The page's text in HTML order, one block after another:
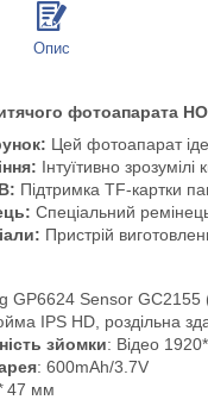
Опис
фотоапарата
Цей фотоапарат
Інтуїтивно
Підтримка TF-картки
Спеціальний
Пристрій
GP6624 Sensor GC2155
IPS HD, роздільна
зйомки: Відео
: 600mAh/3.7V
47 мм